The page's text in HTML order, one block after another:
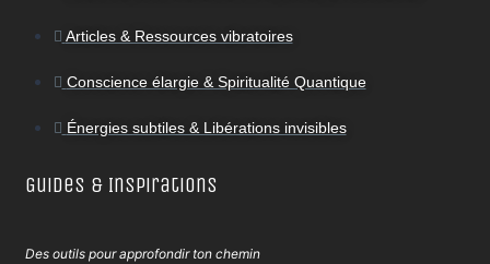
Articles & Ressources vibratoires
Conscience élargie & Spiritualité Quantique
Énergies subtiles & Libérations invisibles
Guides & Inspirations
Des outils pour approfondir ton chemin